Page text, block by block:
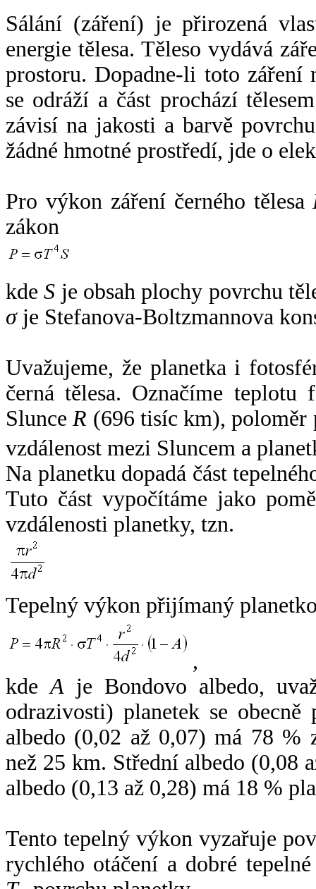
Sálání (záření) je přirozená
energie tělesa. Těleso vydává
prostoru. Dopadne-li toto záření
se odráží a část prochází
závisí na jakosti a barvě
žádné hmotné prostředí, jde o
Pro výkon záření černého tělesa
zákon
kdeS je obsah plochy povrchu
σje Stefanova-Boltzmannova
Uvažujeme, že planetka i
černá tělesa. Označíme
SlunceR (696 tisíc km),
vzdálenost mezi Sluncem a
Na planetku dopadá část
Tuto část vypočítáme jako
vzdálenosti planetky, tzn.
Tepelný výkon přijímaný
,
kdeA je Bondovo albedo,
odrazivosti) planetek se
albedo (0,02 až 0,07) má 78 %
než 25 km. Střední albedo (0,08
albedo (0,13 až 0,28) má 18 %
Tento tepelný výkon vyzařuje
rychlého otáčení a dobré